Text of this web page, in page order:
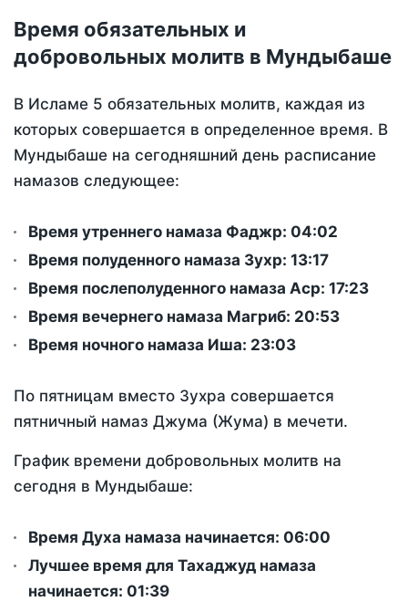
Время обязательных и
добровольных молитв в Мундыбаше
В Исламе 5 обязательных молитв, каждая из
которых совершается в определенное время. В
Мундыбаше на сегодняшний день расписание
намазов следующее:
Время утреннего намаза Фаджр: 04:02
Время полуденного намаза Зухр: 13:17
Время послеполуденного намаза Аср: 17:23
Время вечернего намаза Магриб: 20:53
Время ночного намаза Иша: 23:03
По пятницам вместо Зухра совершается
пятничный намаз Джума (Жума) в мечети.
График времени добровольных молитв на
сегодня в Мундыбаше:
Время Духа намаза начинается: 06:00
Лучшее время для Тахаджуд намаза
начинается: 01:39